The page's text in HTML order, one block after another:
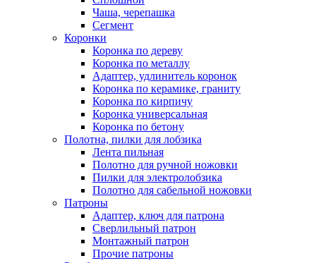
Чаша, черепашка
Сегмент
Коронки
Коронка по дереву
Коронка по металлу
Адаптер, удлинитель коронок
Коронка по керамике, граниту
Коронка по кирпичу
Коронка универсальная
Коронка по бетону
Полотна, пилки для лобзика
Лента пильная
Полотно для ручной ножовки
Пилки для электролобзика
Полотно для сабельной ножовки
Патроны
Адаптер, ключ для патрона
Сверлильный патрон
Монтажный патрон
Прочие патроны